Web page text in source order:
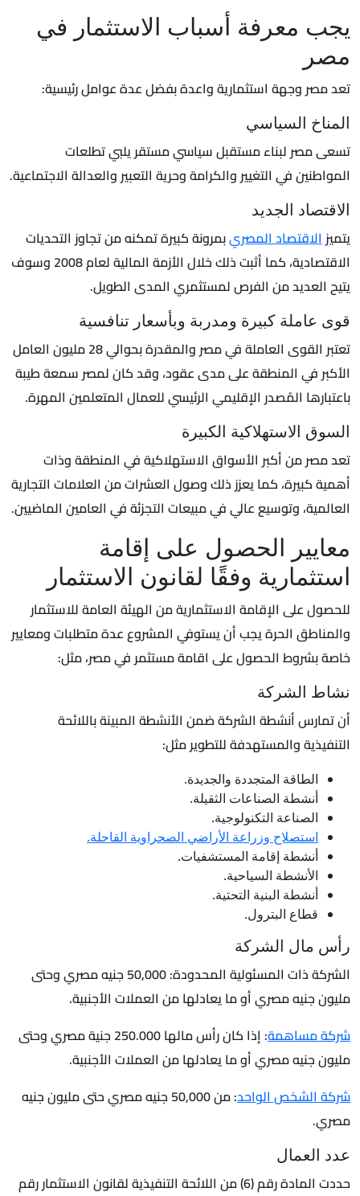
يجب معرفة أسباب الاستثمار في
مصر
تعد مصر وجهة استثمارية واعدة بفضل عدة عوامل رئيسية:
المناخ السياسي
تسعى مصر لبناء مستقبل سياسي مستقر يلبي تطلعات
المواطنين في التغيير والكرامة وحرية التعبير والعدالة الاجتماعية.
الاقتصاد الجديد
يتميزالاقتصاد المصريبمرونة كبيرة تمكنه من تجاوز التحديات
الاقتصادية، كما أثبت ذلك خلال الأزمة المالية لعام 2008 وسوف
يتيح العديد من الفرص لمستثمري المدى الطويل.
قوى عاملة كبيرة ومدربة وبأسعار تنافسية
تعتبر القوى العاملة في مصر والمقدرة بحوالي 28 مليون العامل
الأكبر في المنطقة على مدى عقود، وقد كان لمصر سمعة طيبة
باعتبارها المُصدر الإقليمي الرئيسي للعمال المتعلمين المهرة.
السوق الاستهلاكية الكبيرة
تعد مصر من أكبر الأسواق الاستهلاكية في المنطقة وذات
أهمية كبيرة، كما يعزز ذلك وصول العشرات من العلامات التجارية
العالمية، وتوسيع عالي في مبيعات التجزئة في العامين الماضيين.
معايير الحصول على إقامة
استثمارية وفقًا لقانون الاستثمار
للحصول على الإقامة الاستثمارية من الهيئة العامة للاستثمار
والمناطق الحرة يجب أن يستوفي المشروع عدة متطلبات ومعايير
خاصة بشروط الحصول على اقامة مستثمر في مصر، مثل:
نشاط الشركة
أن تمارس أنشطة الشركة ضمن الأنشطة المبينة باللائحة
التنفيذية والمستهدفة للتطوير مثل:
الطاقة المتجددة والجديدة.
أنشطة الصناعات الثقيلة.
الصناعة التكنولوجية.
استصلاح وزراعة الأراضي الصحراوية القاحلة.
أنشطة إقامة المستشفيات.
الأنشطة السياحية.
أنشطة البنية التحتية.
قطاع البترول.
رأس مال الشركة
الشركة ذات المسئولية المحدودة: 50,000 جنيه مصري وحتى
مليون جنيه مصري أو ما يعادلها من العملات الأجنبية.
شركة مساهمة
: إذا كان رأس مالها 250.000 جنية مصري وحتى
مليون جنيه مصري أو ما يعادلها من العملات الأجنبية.
شركة الشخص الواحد
: من 50,000 جنيه مصري حتى مليون جنيه
مصري.
عدد العمال
حددت المادة رقم (6) من اللائحة التنفيذية لقانون الاستثمار رقم